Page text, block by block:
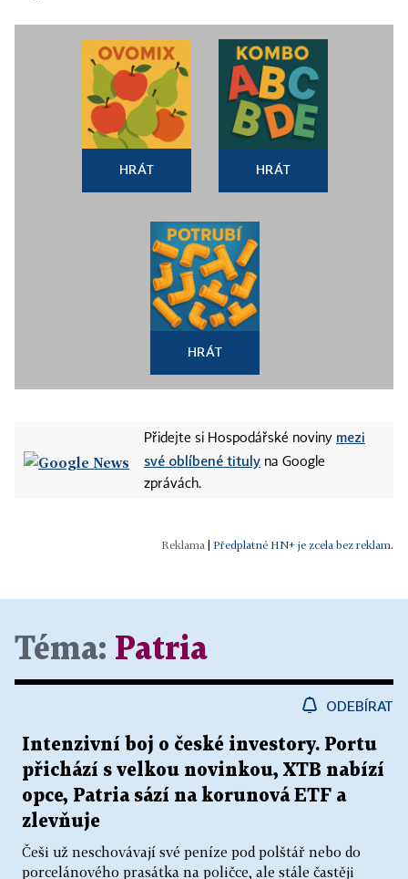
HRÁT HRÁT
HRÁT
Přidejte si Hospodářské noviny mezi
své oblíbené tituly na Google
zprávách.
Předplatné HN+ je zcela bez reklam.
Téma: Patria
ODEBÍRAT
Intenzivní boj o české investory. Portu
přichází s velkou novinkou, XTB nabízí
opce, Patria sází na korunová ETF a
zlevňuje
Češi už neschovávají své peníze pod polštář nebo do
porcelánového prasátka na poličce, ale stále častěji